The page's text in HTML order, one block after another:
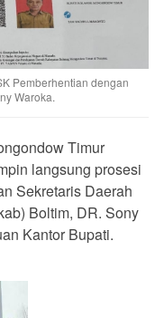
Pemberhentian dengan
Waroka.
Timur
langsung prosesi
Sekretaris Daerah
Boltim, DR. Sony
Kantor Bupati.